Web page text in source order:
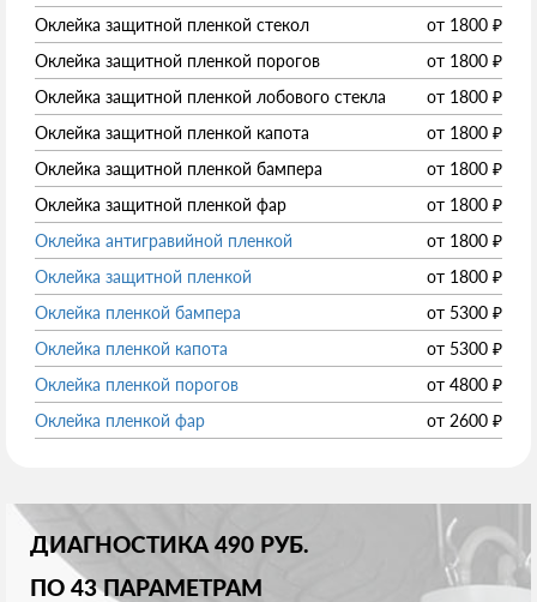
Оклейка защитной пленкой стекол
от 1800 ₽
Оклейка защитной пленкой порогов
от 1800 ₽
Оклейка защитной пленкой лобового стекла
от 1800 ₽
Оклейка защитной пленкой капота
от 1800 ₽
Оклейка защитной пленкой бампера
от 1800 ₽
Оклейка защитной пленкой фар
от 1800 ₽
Оклейка антигравийной пленкой
от 1800 ₽
Оклейка защитной пленкой
от 1800 ₽
Оклейка пленкой бампера
от 5300 ₽
Оклейка пленкой капота
от 5300 ₽
Оклейка пленкой порогов
от 4800 ₽
Оклейка пленкой фар
от 2600 ₽
ДИАГНОСТИКА 490 РУБ.
ПО 43 ПАРАМЕТРАМ